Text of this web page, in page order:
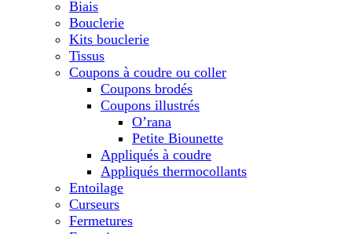
Biais
Bouclerie
Kits bouclerie
Tissus
Coupons à coudre ou coller
Coupons brodés
Coupons illustrés
O’rana
Petite Biounette
Appliqués à coudre
Appliqués thermocollants
Entoilage
Curseurs
Fermetures